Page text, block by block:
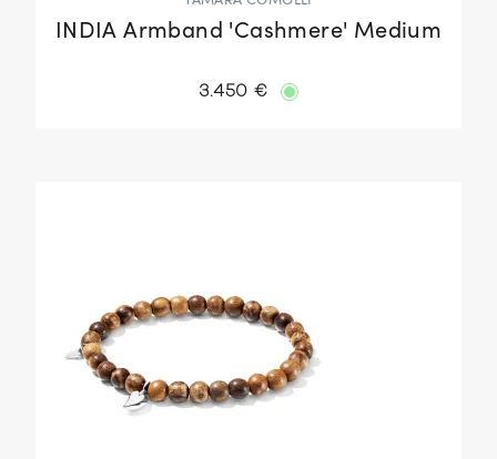
INDIA Armband 'Cashmere' Medium
3.450 €